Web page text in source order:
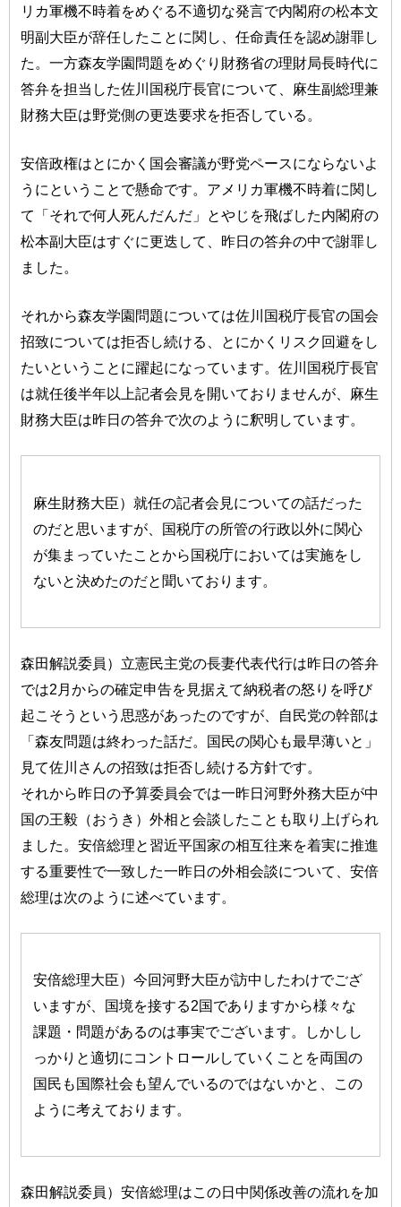
リカ軍機不時着をめぐる不適切な発言で内閣府の松本文
明副大臣が辞任したことに関し、任命責任を認め謝罪し
た。一方森友学園問題をめぐり財務省の理財局長時代に
答弁を担当した佐川国税庁長官について、麻生副総理兼
財務大臣は野党側の更迭要求を拒否している。
安倍政権はとにかく国会審議が野党ペースにならないよ
うにということで懸命です。アメリカ軍機不時着に関し
て「それで何人死んだんだ」とやじを飛ばした内閣府の
松本副大臣はすぐに更迭して、昨日の答弁の中で謝罪し
ました。
それから森友学園問題については佐川国税庁長官の国会
招致については拒否し続ける、とにかくリスク回避をし
たいということに躍起になっています。佐川国税庁長官
は就任後半年以上記者会見を開いておりませんが、麻生
財務大臣は昨日の答弁で次のように釈明しています。
麻生財務大臣）就任の記者会見についての話だった
のだと思いますが、国税庁の所管の行政以外に関心
が集まっていたことから国税庁においては実施をし
ないと決めたのだと聞いております。
森田解説委員）立憲民主党の長妻代表代行は昨日の答弁
では2月からの確定申告を見据えて納税者の怒りを呼び
起こそうという思惑があったのですが、自民党の幹部は
「森友問題は終わった話だ。国民の関心も最早薄いと」
見て佐川さんの招致は拒否し続ける方針です。
それから昨日の予算委員会では一昨日河野外務大臣が中
国の王毅（おうき）外相と会談したことも取り上げられ
ました。安倍総理と習近平国家の相互往来を着実に推進
する重要性で一致した一昨日の外相会談について、安倍
総理は次のように述べています。
安倍総理大臣）今回河野大臣が訪中したわけでござ
いますが、国境を接する2国でありますから様々な
課題・問題があるのは事実でございます。しかしし
っかりと適切にコントロールしていくことを両国の
国民も国際社会も望んでいるのではないかと、この
ように考えております。
森田解説委員）安倍総理はこの日中関係改善の流れを加